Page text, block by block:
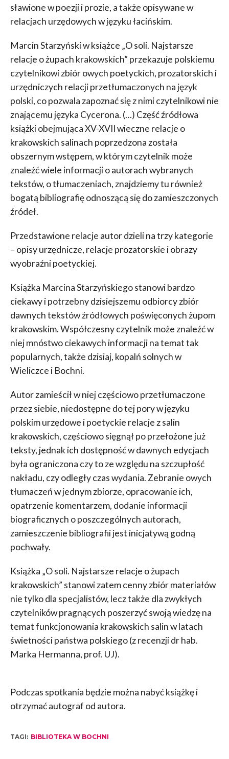
sławione w poezji i prozie, a także opisywane w
relacjach urzędowych w języku łacińskim.
Marcin Starzyński w książce „O soli. Najstarsze
relacje o żupach krakowskich” przekazuje polskiemu
czytelnikowi zbiór owych poetyckich, prozatorskich i
urzędniczych relacji przetłumaczonych na język
polski, co pozwala zapoznać się z nimi czytelnikowi nie
znającemu języka Cycerona. (…) Część źródłowa
książki obejmująca XV-XVII wieczne relacje o
krakowskich salinach poprzedzona została
obszernym wstępem, w którym czytelnik może
znaleźć wiele informacji o autorach wybranych
tekstów, o tłumaczeniach, znajdziemy tu również
bogatą bibliografię odnoszącą się do zamieszczonych
źródeł.
Przedstawione relacje autor dzieli na trzy kategorie
– opisy urzędnicze, relacje prozatorskie i obrazy
wyobraźni poetyckiej.
Książka Marcina Starzyńskiego stanowi bardzo
ciekawy i potrzebny dzisiejszemu odbiorcy zbiór
dawnych tekstów źródłowych poświęconych żupom
krakowskim. Współczesny czytelnik może znaleźć w
niej mnóstwo ciekawych informacji na temat tak
popularnych, także dzisiaj, kopalń solnych w
Wieliczce i Bochni.
Autor zamieścił w niej częściowo przetłumaczone
przez siebie, niedostępne do tej pory w języku
polskim urzędowe i poetyckie relacje z salin
krakowskich, częściowo sięgnął po przełożone już
teksty, jednak ich dostępność w dawnych edycjach
była ograniczona czy to ze względu na szczupłość
nakładu, czy odległy czas wydania. Zebranie owych
tłumaczeń w jednym zbiorze, opracowanie ich,
opatrzenie komentarzem, dodanie informacji
biograficznych o poszczególnych autorach,
zamieszczenie bibliografii jest inicjatywą godną
pochwały.
Książka „O soli. Najstarsze relacje o żupach
krakowskich” stanowi zatem cenny zbiór materiałów
nie tylko dla specjalistów, lecz także dla zwykłych
czytelników pragnących poszerzyć swoją wiedzę na
temat funkcjonowania krakowskich salin w latach
świetności państwa polskiego (z recenzji dr hab.
Marka Hermanna, prof. UJ).
Podczas spotkania będzie można nabyć książkę i
otrzymać autograf od autora.
TAGI: BIBLIOTEKA W BOCHNI